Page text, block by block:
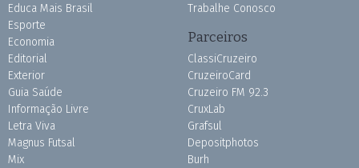
Educa Mais Brasil
Esporte
Economia
Editorial
Exterior
Guia Saúde
Informação Livre
Letra Viva
Magnus Futsal
Mix
Trabalhe Conosco
Parceiros
ClassiCruzeiro
CruzeiroCard
Cruzeiro FM 92.3
CruxLab
Grafsul
Depositphotos
Burh